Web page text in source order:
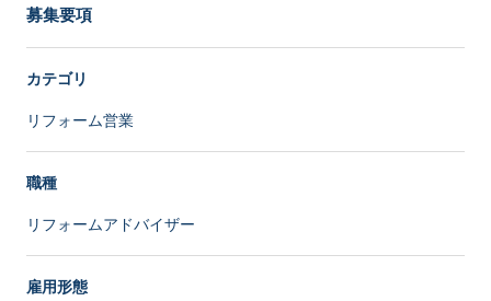
募集要項
カテゴリ
リフォーム営業
職種
リフォームアドバイザー
雇用形態